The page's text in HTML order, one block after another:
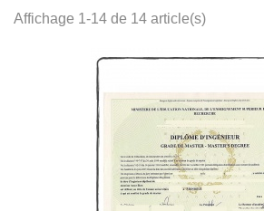
Affichage 1-14 de 14 article(s)